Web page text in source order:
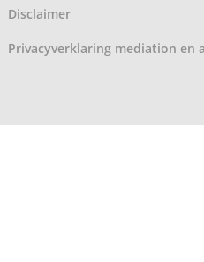
Disclaimer
Privacyverklaring mediation en